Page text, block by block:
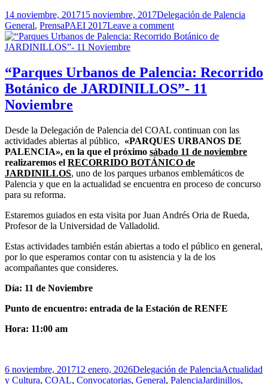
Publicado
el
14 noviembre, 201715 noviembre, 2017Autor
Delegación de Palencia
General, PrensaEtiquetas
PAEI 2017Leave a comment
“Parques Urbanos de Palencia: Recorrido
Botánico de JARDINILLOS”- 11
Noviembre
Desde la Delegación de Palencia del COAL continuan con las
actividades abiertas al público, «PARQUES URBANOS DE
PALENCIA», en la que el próximo sábado 11 de noviembre
realizaremos el RECORRIDO BOTÁNICO de
JARDINILLOS, uno de los parques urbanos emblemáticos de
Palencia y que en la actualidad se encuentra en proceso de concurso
para su reforma.
Estaremos guiados en esta visita por Juan Andrés Oria de Rueda,
Profesor de la Universidad de Valladolid.
Estas actividades también están abiertas a todo el público en general,
por lo que esperamos contar con tu asistencia y la de los
acompañantes que consideres.
Día: 11 de Noviembre
Punto de encuentro: entrada de la Estación de RENFE
Hora: 11:00 am
Publicado
el
6 noviembre, 201712 enero, 2026Autor
Delegación de PalenciaCategorías
Actualidad
y Cultura, COAL, Convocatorias, General, PalenciaEtiquetas
Jardinillos,